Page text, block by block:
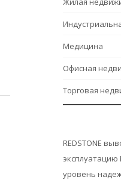
Медицина
Офисная
Торговая
REDSTONE
уровень